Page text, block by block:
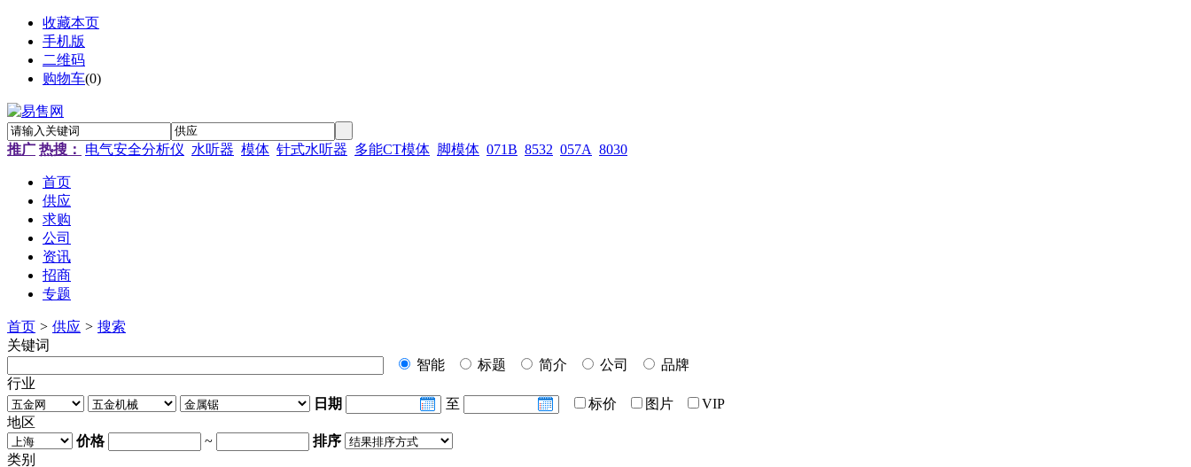
收藏本页
手机版
二维码
购物车(0)
推广 热搜： 电气安全分析仪 水听器 模体 针式水听器 多能CT模体 脚模体 071B 8532 057A 8030
首页
供应
求购
公司
资讯
招商
专题
首页 > 供应 > 搜索
关键词
智能
标题 简介 公司
品牌
行业
日期
至 标价 图片
VIP
地区
价格
~
排序
类别